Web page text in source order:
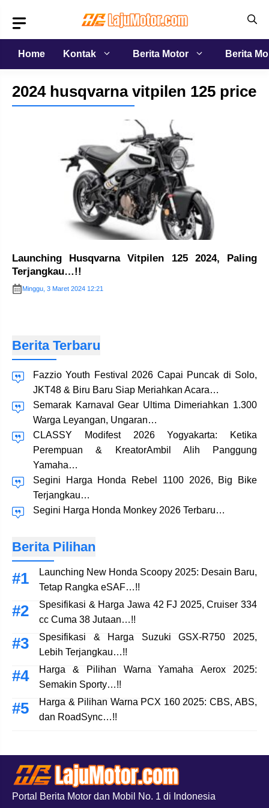
isi
Home
Kontak Berita Motor Berita
2024 husqvarna vitpilen 125 price
Launching Husqvarna Vitpilen 125 2024, Paling
Terjangkau…!!
Minggu, 3 Maret 2024 12:21
Berita Terbaru
Fazzio Youth Festival 2026 Capai Puncak di Solo,
JKT48 & Biru Baru Siap Meriahkan Acara…
Semarak Karnaval Gear Ultima Dimeriahkan 1.300
Warga Leyangan, Ungaran…
CLASSY Modifest 2026 Yogyakarta: Ketika
Perempuan & KreatorAmbil Alih Panggung
Yamaha…
Segini Harga Honda Rebel 1100 2026, Big Bike
Terjangkau…
Segini Harga Honda Monkey 2026 Terbaru…
Berita Pilihan
Launching New Honda Scoopy 2025: Desain Baru,
Tetap Rangka eSAF…!!
Spesifikasi & Harga Jawa 42 FJ 2025, Cruiser 334
cc Cuma 38 Jutaan…!!
Spesifikasi & Harga Suzuki GSX-R750 2025,
Lebih Terjangkau…!!
Harga & Pilihan Warna Yamaha Aerox 2025:
Semakin Sporty…!!
Harga & Pilihan Warna PCX 160 2025: CBS, ABS,
dan RoadSync…!!
Portal Berita Motor dan Mobil No. 1 di Indonesia